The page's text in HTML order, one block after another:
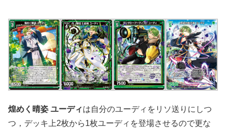
煌めく晴姿 ユーディは自分のユーディをリソ送りにしつ
つ，デッキ上2枚から1枚ユーディを登場させるので更な